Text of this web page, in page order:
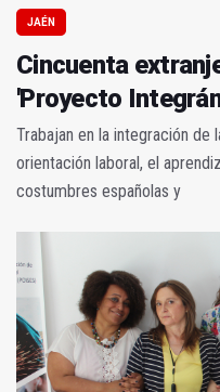
JAÉN
Cincuenta
'Proyecto
Trabajan en la integración de
orientación laboral, el
costumbres españolas y